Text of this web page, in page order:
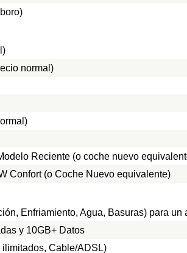
normal)
Reciente (o coche nuevo
Confort (o Coche Nuevo equivalente)
Enfriamiento, Agua, Basuras) para un
y 10GB+ Datos
ilimitados, Cable/ADSL)